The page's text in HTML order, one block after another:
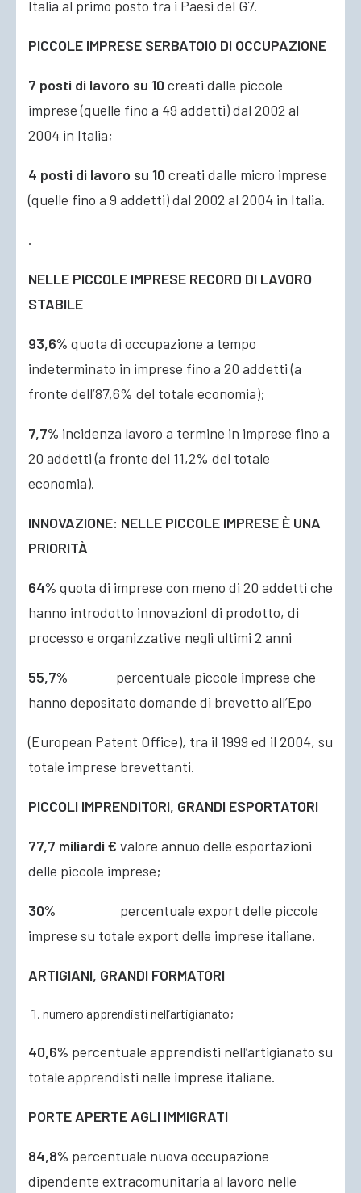
Italia al primo posto tra i Paesi del G7.
PICCOLE IMPRESE SERBATOIO DI OCCUPAZIONE
7 posti di lavoro su 10 creati dalle piccole
imprese (quelle fino a 49 addetti) dal 2002 al
2004 in Italia;
4 posti di lavoro su 10 creati dalle micro imprese
(quelle fino a 9 addetti) dal 2002 al 2004 in Italia.
.
NELLE PICCOLE IMPRESE RECORD DI LAVORO
STABILE
93,6% quota di occupazione a tempo
indeterminato in imprese fino a 20 addetti (a
fronte dell’87,6% del totale economia);
7,7% incidenza lavoro a termine in imprese fino a
20 addetti (a fronte del 11,2% del totale
economia).
INNOVAZIONE: NELLE PICCOLE IMPRESE È UNA
PRIORITÀ
64% quota di imprese con meno di 20 addetti che
hanno introdotto innovazionI di prodotto, di
processo e organizzative negli ultimi 2 anni
55,7% percentuale piccole imprese che
hanno depositato domande di brevetto all’Epo
(European Patent Office), tra il 1999 ed il 2004, su
totale imprese brevettanti.
PICCOLI IMPRENDITORI, GRANDI ESPORTATORI
77,7 miliardi € valore annuo delle esportazioni
delle piccole imprese;
30% percentuale export delle piccole
imprese su totale export delle imprese italiane.
ARTIGIANI, GRANDI FORMATORI
numero apprendisti nell’artigianato;
40,6% percentuale apprendisti nell’artigianato su
totale apprendisti nelle imprese italiane.
PORTE APERTE AGLI IMMIGRATI
84,8% percentuale nuova occupazione
dipendente extracomunitaria al lavoro nelle